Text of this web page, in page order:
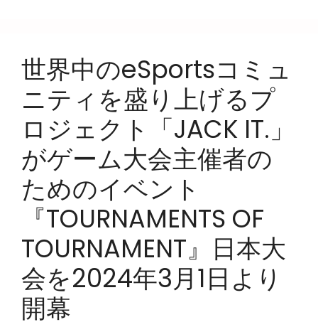
世界中のeSportsコミュ
ニティを盛り上げるプ
ロジェクト「JACK IT.」
がゲーム大会主催者の
ためのイベント
『TOURNAMENTS OF
TOURNAMENT』日本大
会を2024年3月1日より
開幕